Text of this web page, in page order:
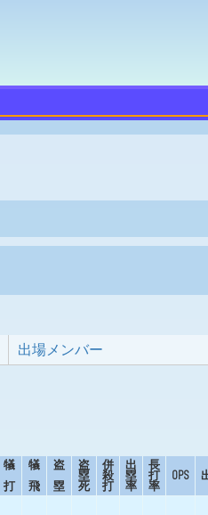
出場メンバー
犠
打
犠
飛
盗
塁
盗
塁
死
併
殺
打
出
塁
率
長
打
率
OPS